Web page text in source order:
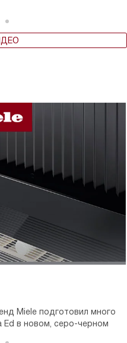
Miele подготовил много
Ed в новом, серо-черном